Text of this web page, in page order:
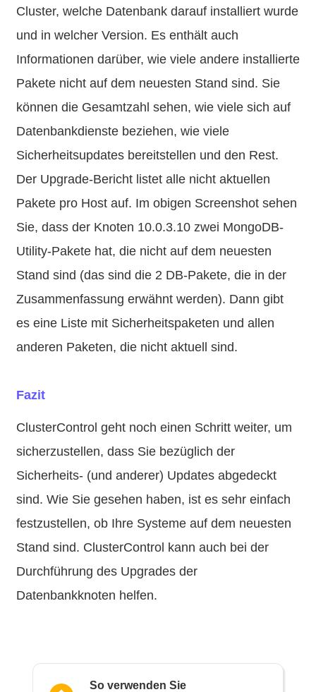
Cluster, welche Datenbank darauf installiert wurde
und in welcher Version. Es enthält auch
Informationen darüber, wie viele andere installierte
Pakete nicht auf dem neuesten Stand sind. Sie
können die Gesamtzahl sehen, wie viele sich auf
Datenbankdienste beziehen, wie viele
Sicherheitsupdates bereitstellen und den Rest.
Der Upgrade-Bericht listet alle nicht aktuellen
Pakete pro Host auf. Im obigen Screenshot sehen
Sie, dass der Knoten 10.0.3.10 zwei MongoDB-
Utility-Pakete hat, die nicht auf dem neuesten
Stand sind (das sind die 2 DB-Pakete, die in der
Zusammenfassung erwähnt werden). Dann gibt
es eine Liste mit Sicherheitspaketen und allen
anderen Paketen, die nicht aktuell sind.
Fazit
ClusterControl geht noch einen Schritt weiter, um
sicherzustellen, dass Sie bezüglich der
Sicherheits- (und anderer) Updates abgedeckt
sind. Wie Sie gesehen haben, ist es sehr einfach
festzustellen, ob Ihre Systeme auf dem neuesten
Stand sind. ClusterControl kann auch bei der
Durchführung des Upgrades der
Datenbankknoten helfen.
So verwenden Sie